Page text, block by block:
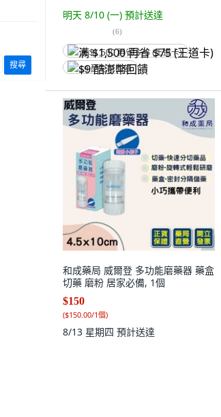
搜尋
明天 8/10 (一) 預計送達
(6)
满 $1,500 再省 $75 (王道卡)
$9 酷澎幣回饋
和成藥局 威爾登 多功能磨藥器 藥盒
切藥 磨粉 居家必備, 1個
$150
($150.00/1個)
8/13 星期四 預計送達